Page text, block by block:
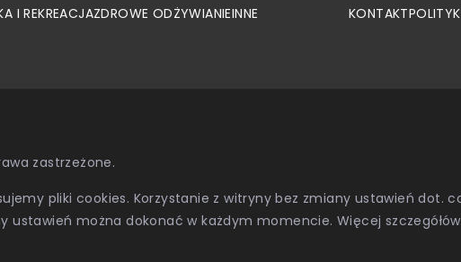
I REKREACJAZDROWE ODŻYWIANIEINNE KONTAKT
zastrzeżone.
pliki cookies. Korzystanie z witryny bez zmiany ustawień dot.
ustawień można dokonać w każdym momencie. Więcej